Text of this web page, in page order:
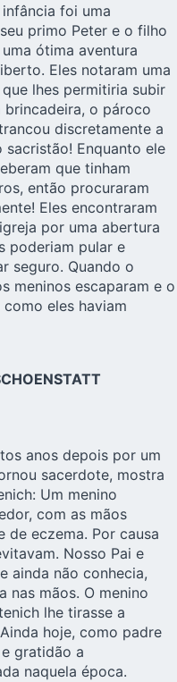
foi uma
primo Peter e o filho
ótima aventura
Eles notaram uma
lhes permitiria subir
o pároco
discretamente a
Enquanto ele
que tinham
então procuraram
Eles encontraram
por uma abertura
poderiam pular e
seguro. Quando o
meninos escaparam e o
eles haviam
anos depois por um
sacerdote, mostra
Um menino
com as mãos
de eczema. Por causa
Nosso Pai e
ainda não conhecia,
nas mãos. O menino
lhe tirasse a
hoje, como padre
gratidão a
naquela época.